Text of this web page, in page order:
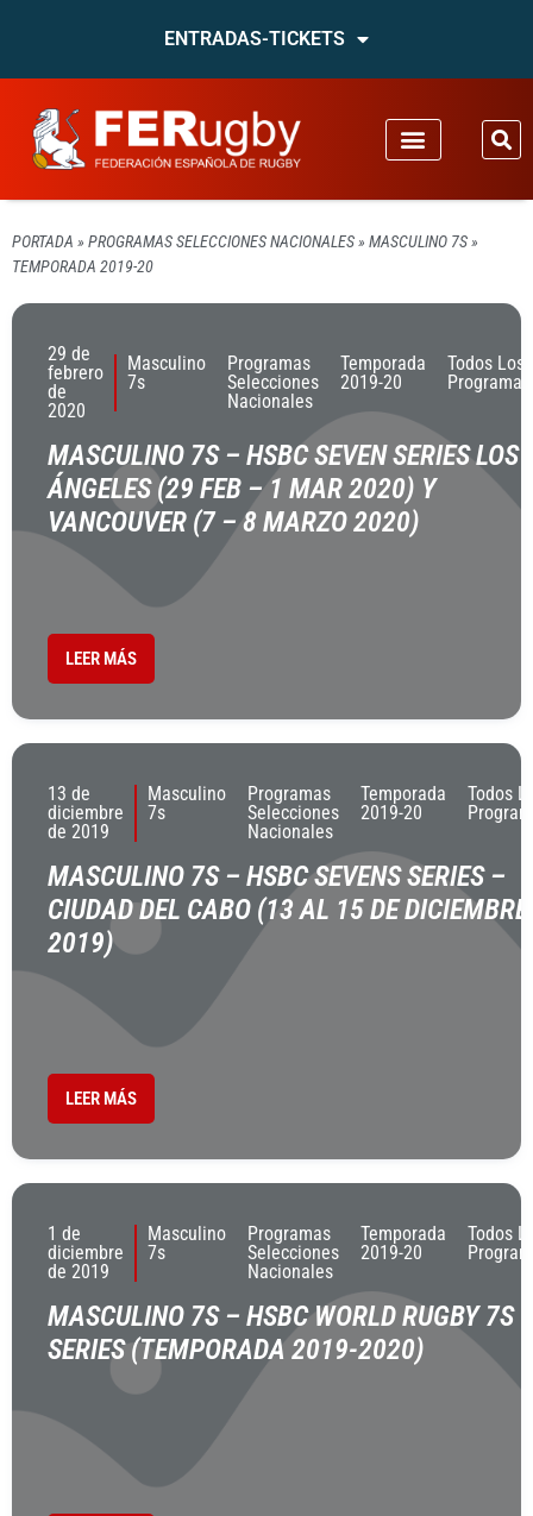
ENTRADAS-TICKETS
PORTADA » PROGRAMAS SELECCIONES NACIONALES» MASCULINO 7S»
TEMPORADA 2019-20
29 de
febrero
de
2020
Masculino
7s
Programas
Selecciones
Nacionales
Temporada
2019-20
Todos Los
Programas
MASCULINO 7S – HSBC SEVEN SERIES LOS
ÁNGELES (29 FEB – 1 MAR 2020) Y
VANCOUVER (7 – 8 MARZO 2020)
LEER MÁS
13 de
diciembre
de 2019
Masculino
7s
Programas
Selecciones
Nacionales
Temporada
2019-20
Todos
MASCULINO 7S – HSBC SEVENS SERIES –
CIUDAD DEL CABO (13 AL 15 DE DICIEMBRE
2019)
LEER MÁS
1 de
diciembre
de 2019
Masculino
7s
Programas
Selecciones
Nacionales
Temporada
2019-20
Todos
MASCULINO 7S – HSBC WORLD RUGBY 7S
SERIES (TEMPORADA 2019-2020)